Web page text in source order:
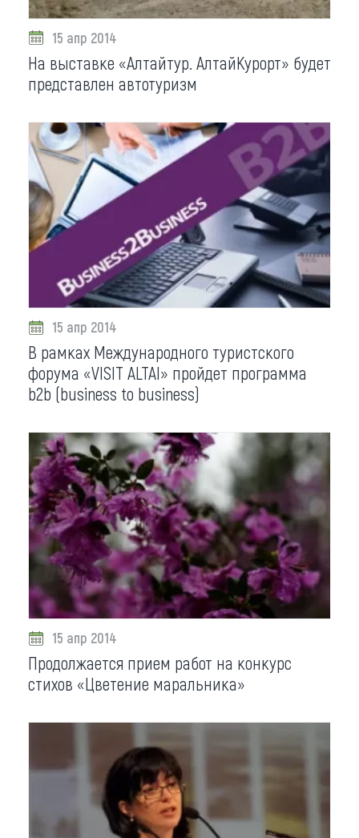
15 апр 2014
На выставке «Алтайтур. АлтайКурорт» будет
представлен автотуризм
15 апр 2014
В рамках Международного туристского
форума «VISIT ALTAI» пройдет программа
b2b (business to business)
15 апр 2014
Продолжается прием работ на конкурс
стихов «Цветение маральника»